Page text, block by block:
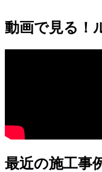
動画で見る！
最近の施工事